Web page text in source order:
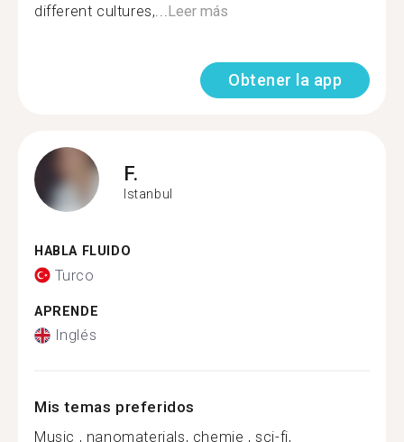
different cultures,...Leer más
Obtener la app
F.
Istanbul
HABLA FLUIDO
Turco
APRENDE
Inglés
Mis temas preferidos
Music , nanomaterials, chemie , sci-fi,